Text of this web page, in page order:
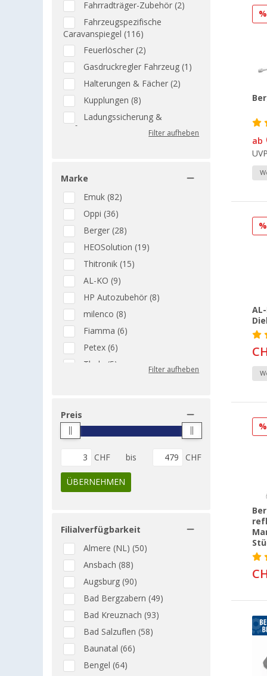
Fahrradträger-Zubehör (2)
Fahrzeugspezifische
Caravanspiegel (116)
Feuerlöscher (2)
Gasdruckregler Fahrzeug (1)
Halterungen & Fächer (2)
Kupplungen (8)
Ladungssicherung &
Befestigung (5)
sicherung (5)
Scharniere, Beschläge &
Möbelzubehör (1)
Sicherheit & Diebstahlschutz
(1)
(7)
Stirnlampen (1)
Stufen- & Ausgleichskeile (3)
Stützen & Stützplatten (6)
Stützräder (1)
Transportieren & Befestigen
Türschlösser (26)
Verriegelungen (8)
Waagen (4)
Wegfahrsperren (7)
Zeltheringe &
Überwachungssysteme &
Alarmanlagen (16)
Filter aufheben
Marke
Emuk (82)
Oppi (36)
Berger (28)
HEOSolution (19)
Thitronik (15)
AL-KO (9)
HP Autozubehör (8)
milenco (8)
Fiamma (6)
Petex (6)
Thule (5)
AMS (3)
PlasticFantastic (3)
Dometic (2)
Flat-Jack (2)
IWH (2)
Peggy Peg (2)
ABUS (1)
Brennenstuhl (1)
BusBoxx (1)
Caratec (1)
Confurn (1)
Filter aufheben
Preis
CHF bis CHF
ÜBERNEHMEN
Filialverfügbarkeit
Almere (NL) (50)
Ansbach (88)
Augsburg (90)
Bad Bergzabern (49)
Bad Kreuznach (93)
Bad Salzuflen (58)
Baunatal (66)
Bengel (64)
%
ab
%
%